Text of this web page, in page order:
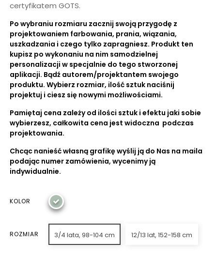
certyfikatem GOTS.
Po wybraniu rozmiaru zacznij swoją przygodę z
projektowaniem farbowania, prania, wiązania,
uszkadzania i czego tylko zapragniesz. Produkt ten
kupisz po wykonaniu na nim samodzielnej
personalizacji w specjalnie do tego stworzonej
aplikacji. Bądź autorem/projektantem swojego
produktu. Wybierz rozmiar, ilość sztuk naciśnij
projektuj i ciesz się nowymi możliwościami.
Pamiętaj cena zależy od ilości sztuk i efektu jaki sobie
wybierzesz, całkowita cena jest widoczna podczas
projektowania.
Chcąc nanieść własną grafikę wyślij ją do Nas na maila
podając numer zamówienia, wycenimy ją
indywidualnie.
KOLOR
ROZMIAR 3/4 lata, 98-104 cm 12/13 lat, 152-158 cm